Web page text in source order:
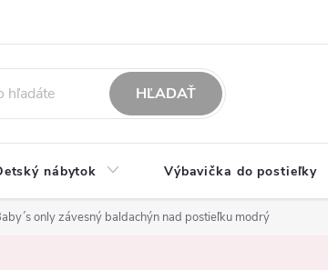
HĽADAŤ
nábytok Výbavička do postieľky
only závesný baldachýn nad postieľku modrý